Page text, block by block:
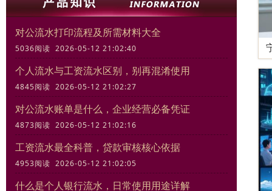
对公流水打印流程及所需材料大全
5036阅读 2026-05-12 21:02:40
个人流水与工资流水区别，别再混淆使用
4845阅读 2026-05-12 21:02:27
对公流水账单是什么，企业经营必备凭证
4873阅读 2026-05-12 21:02:16
工资流水最全科普，贷款审核核心依据
4953阅读 2026-05-12 21:02:05
什么是个人银行流水，日常使用用途详解